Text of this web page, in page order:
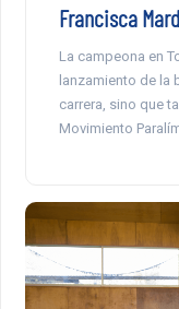
Francisca
La campeona en
lanzamiento de la
carrera, sino que
Movimiento